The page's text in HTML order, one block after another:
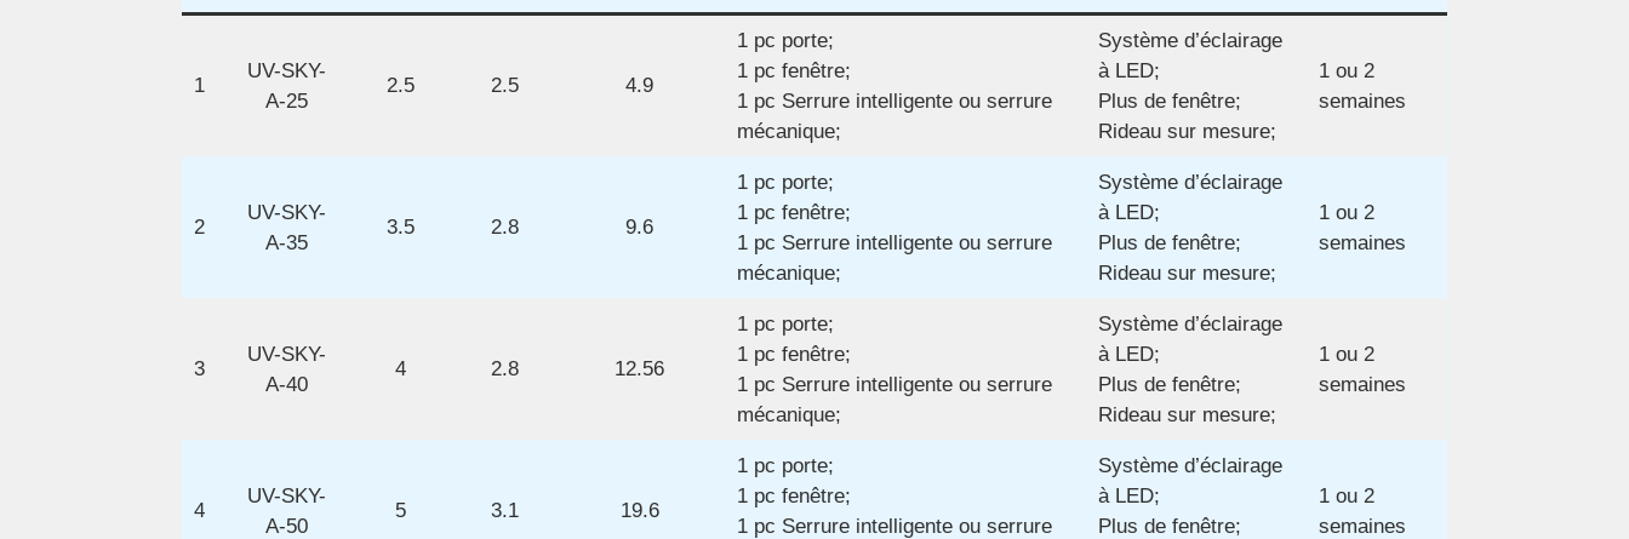
1
UV-SKY-
A-25
2.5 2.5 4.9
1 pc porte;
1 pc fenêtre;
1 pc Serrure intelligente ou serrure
mécanique;
Système d’éclairage
à LED;
Plus de fenêtre;
Rideau sur mesure;
1 ou 2
semaines
2
UV-SKY-
A-35
3.5 2.8 9.6
1 pc porte;
1 pc fenêtre;
1 pc Serrure intelligente ou serrure
mécanique;
Système d’éclairage
à LED;
Plus de fenêtre;
Rideau sur mesure;
1 ou 2
semaines
3
UV-SKY-
A-40
4 2.8 12.56
1 pc porte;
1 pc fenêtre;
1 pc Serrure intelligente ou serrure
mécanique;
Système d’éclairage
à LED;
Plus de fenêtre;
Rideau sur mesure;
1 ou 2
semaines
4
UV-SKY-
A-50
5 3.1 19.6
1 pc porte;
1 pc fenêtre;
1 pc Serrure intelligente ou serrure
Système d’éclairage
à LED;
Plus de fenêtre;
1 ou 2
semaines